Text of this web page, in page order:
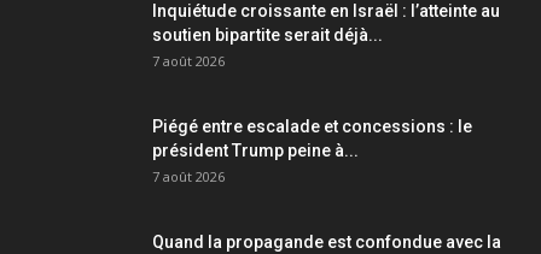
Inquiétude croissante en Israël : l’atteinte au
soutien bipartite serait déjà...
7 août 2026
Piégé entre escalade et concessions : le
président Trump peine à...
7 août 2026
Quand la propagande est confondue avec la